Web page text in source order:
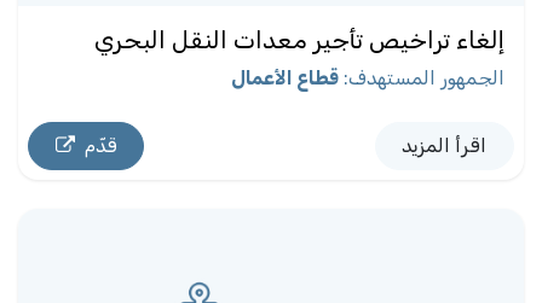
إلغاء تراخيص تأجير معدات النقل البحري
الجمهور المستهدف: قطاع الأعمال
اقرأ المزيد قدّم